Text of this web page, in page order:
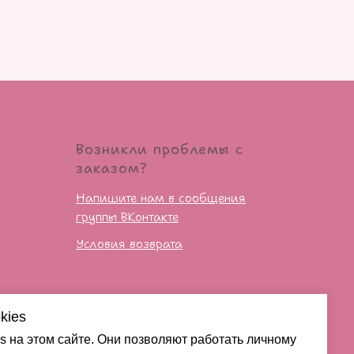
на этом сайте. Они позволяют работать личному
Возникли проблемы с
заказом?
Напишите нам в сообщения
группы ВКонтакте
Условия возврата